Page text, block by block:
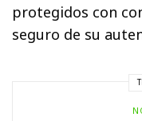
protegidos con
seguro de su